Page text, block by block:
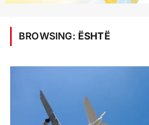
BROWSING: ËSHTË